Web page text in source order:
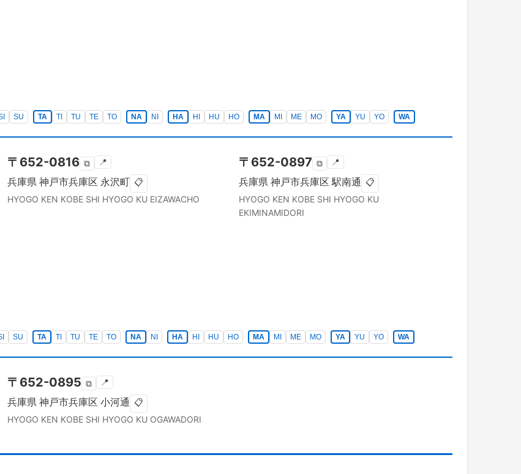
SU TA TI TU TE TO NA NI HA HI HU HO MA MI ME MO YA YU YO WA
〒 652-0816 ⧉ 📍
兵庫県 神戸市兵庫区 永沢町 📋
HYOGO KEN KOBE SHI HYOGO KU EIZAWACHO
〒 652-0897 ⧉ 📍
兵庫県 神戸市兵庫区 駅南通 📋
HYOGO KEN KOBE SHI HYOGO KU
EKIMINAMIDORI
SU TA TI TU TE TO NA NI HA HI HU HO MA MI ME MO YA YU YO WA
〒 652-0895 ⧉ 📍
兵庫県 神戸市兵庫区 小河通 📋
HYOGO KEN KOBE SHI HYOGO KU OGAWADORI